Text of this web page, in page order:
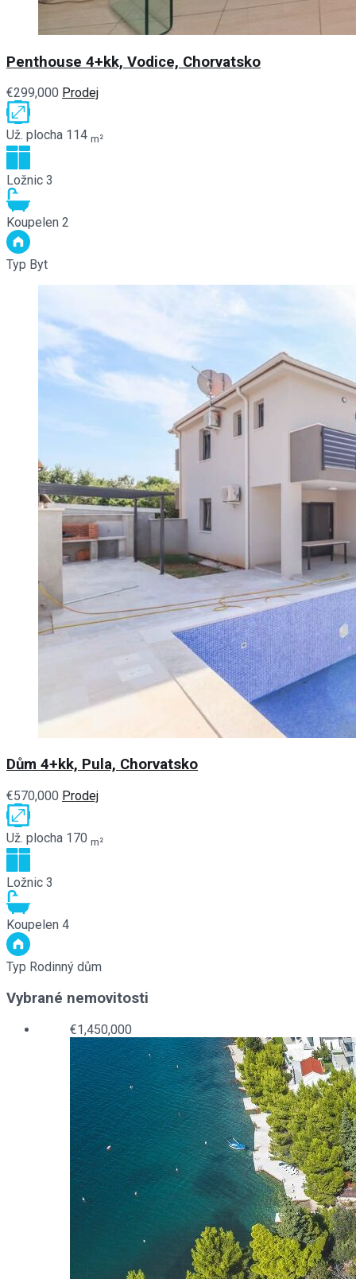
Penthouse 4+kk, Vodice, Chorvatsko
€299,000 Prodej
Už. plocha 114 m²
Ložnic 3
Koupelen 2
Typ Byt
Dům 4+kk, Pula, Chorvatsko
€570,000 Prodej
Už. plocha 170 m²
Ložnic 3
Koupelen 4
Typ Rodinný dům
Vybrané nemovitosti
€1,450,000